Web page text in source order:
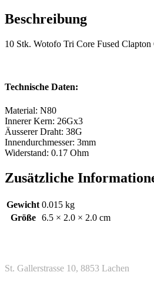
Beschreibung
10 Stk. Wotofo Tri Core Fused
Technische Daten:
Material: N80
Innerer Kern: 26Gx3
Äusserer Draht: 38G
Innendurchmesser: 3mm
Widerstand: 0.17 Ohm
Zusätzliche
Gewicht 0.015 kg
Größe
6.5 × 2.0 × 2.0 cm
St. Gallerstrasse 10, 8853 Lachen